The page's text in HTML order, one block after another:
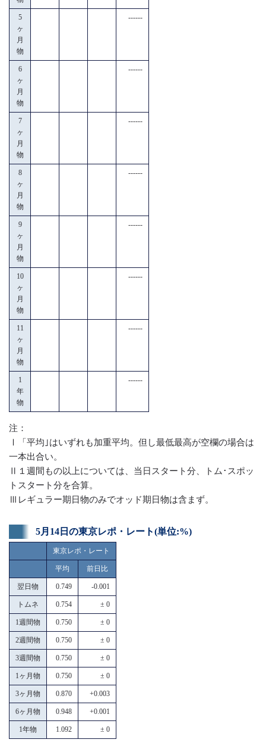
5
ヶ
月
物
------
6
ヶ
月
物
------
7
ヶ
月
物
------
8
ヶ
月
物
------
9
ヶ
月
物
------
10
ヶ
月
物
------
11
ヶ
月
物
------
1
年
物
------
注：
Ⅰ「平均｣はいずれも加重平均。但し最低最高が空欄の場合は
一本出合い。
Ⅱ１週間もの以上については、当日スタート分、トム･スポッ
トスタート分を合算。
Ⅲレギュラー期日物のみでオッド期日物は含まず。
5月14日の東京レポ・レート(単位:%)
東京レポ・レート
平均 前日比
翌日物 0.749 -0.001
トムネ 0.754 ± 0
1週間物 0.750 ± 0
2週間物 0.750 ± 0
3週間物 0.750 ± 0
1ヶ月物 0.750 ± 0
3ヶ月物 0.870 +0.003
6ヶ月物 0.948 +0.001
1年物 1.092 ± 0